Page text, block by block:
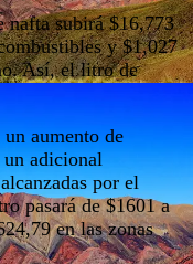
nafta subirá $16,773
y $1,027
Así, el litro de
aumento de
adicional
por el
pasará de $1601 a
en las zonas